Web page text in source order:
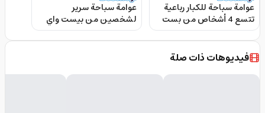
عوامة سباحة للكبار رباعية
تتسع 4 أشخاص من بست
واي Bestway Hydroforce
Rapid Rider Quad
عوامة سباحة سرير
لشخصين من بيست واي
Bestway Indigo Wave
Double Lounge
فيديوهات ذات صلة